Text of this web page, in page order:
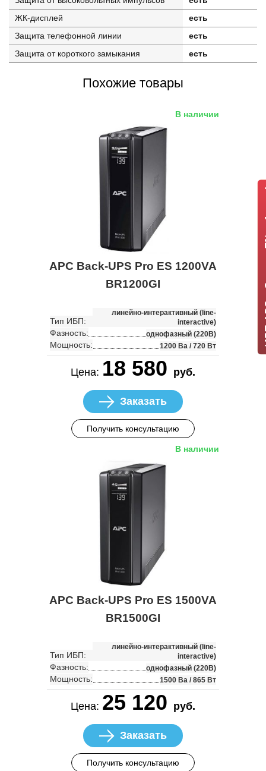
ЖК-дисплей
есть
Защита телефонной линии
есть
Защита от короткого замыкания
есть
Похожие товары
В наличии
APC Back-UPS Pro ES 1200VA
BR1200GI
Тип ИБП:
линейно-интерактивный (line-
interactive)
Фазность: однофазный (220В)
Мощность: 1200 Ва / 720 Вт
Цена: 18 580 руб.
Заказать
Получить консультацию
В наличии
APC Back-UPS Pro ES 1500VA
BR1500GI
Тип ИБП:
линейно-интерактивный (line-
interactive)
Фазность: однофазный (220В)
Мощность: 1500 Ва / 865 Вт
Цена: 25 120 руб.
Заказать
Получить консультацию
ИБП